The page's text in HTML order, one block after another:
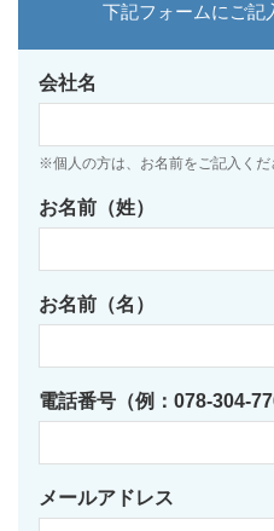
下記フォームにご記
会社名
※個人の方は、お名前をご記入くだ
お名前（姓）
お名前（名）
電話番号（例：078-304-
メールアドレス